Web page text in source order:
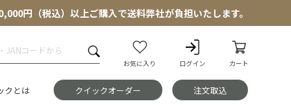
円（税込）以上ご購入で送料弊社が負担いたします。
お気に入り ログイン カート
クとは クイックオーダー 注文取込